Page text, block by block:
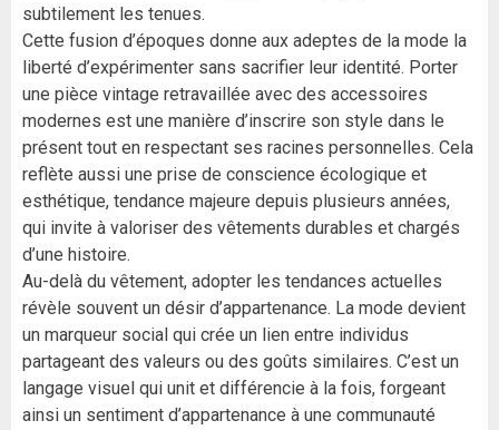
subtilement les tenues.
Cette fusion d’époques donne aux adeptes de la mode la
liberté d’expérimenter sans sacrifier leur identité. Porter
une pièce vintage retravaillée avec des accessoires
modernes est une manière d’inscrire son style dans le
présent tout en respectant ses racines personnelles. Cela
reflète aussi une prise de conscience écologique et
esthétique, tendance majeure depuis plusieurs années,
qui invite à valoriser des vêtements durables et chargés
d’une histoire.
Au-delà du vêtement, adopter les tendances actuelles
révèle souvent un désir d’appartenance. La mode devient
un marqueur social qui crée un lien entre individus
partageant des valeurs ou des goûts similaires. C’est un
langage visuel qui unit et différencie à la fois, forgeant
ainsi un sentiment d’appartenance à une communauté